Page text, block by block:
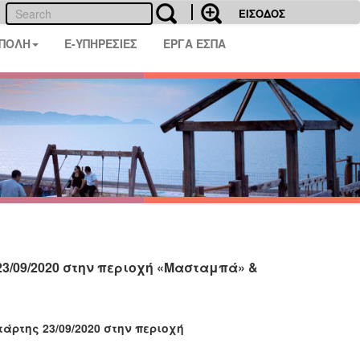
ΕΙΣΟΔΟΣ
E-ΥΠΗΡΕΣΙΕΣ ΕΡΓΑ ΕΣΠΑ
09/2020 στην περιοχή «Μασταμπά» &
23/09/2020 στην περιοχή